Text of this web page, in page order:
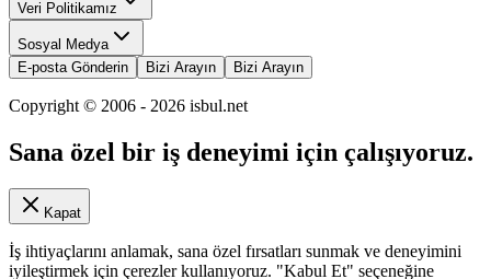
Veri Politikamız
Sosyal Medya
E-posta Gönderin
Bizi Arayın Bizi Arayın
Copyright © 2006 - 2026 isbul.net
Sana özel bir iş deneyimi için çalışıyoruz.
Kapat
İş ihtiyaçlarını anlamak, sana özel fırsatları sunmak ve deneyimini
iyileştirmek için çerezler kullanıyoruz. "Kabul Et" seçeneğine